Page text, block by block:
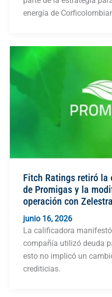
energía de
Fitch Ratings retiró la
de Promigas y la
operación con Zelestra
junio 16, 2026
La calificadora
compañía utilizó deuda
esto no implicó un
crediticias.